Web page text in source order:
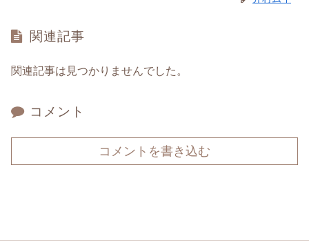
関連記事
関連記事は見つかりませんでした。
コメント
コメントを書き込む